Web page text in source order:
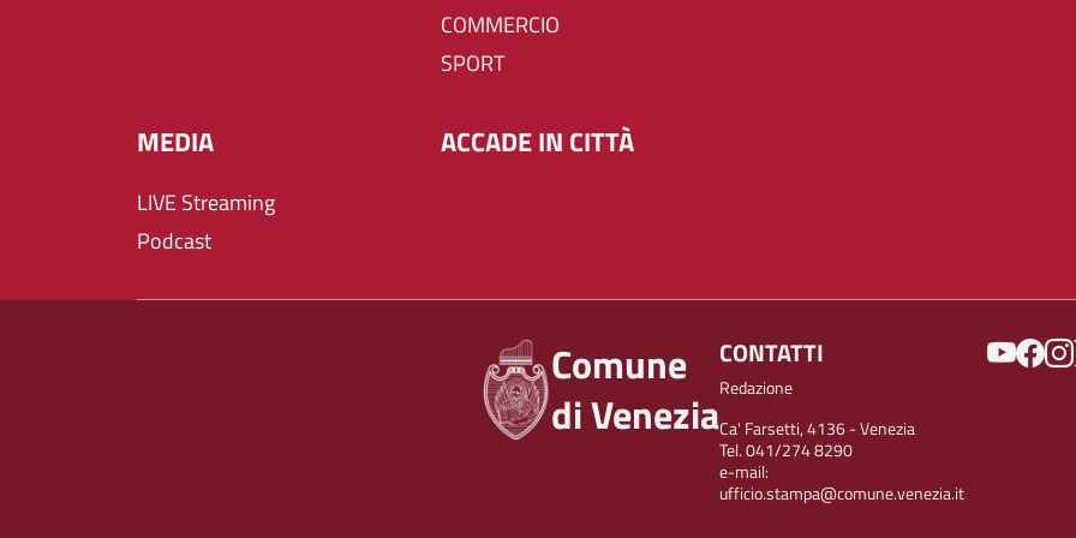
COMMERCIO
SPORT
MEDIA
LIVE Streaming
Podcast
ACCADE IN CITTÀ
Comune
di Venezia
CONTATTI
Redazione
Ca' Farsetti, 4136 - Venezia
Tel. 041/274 8290
e-mail:
ufficio.stampa@comune.venezia.it